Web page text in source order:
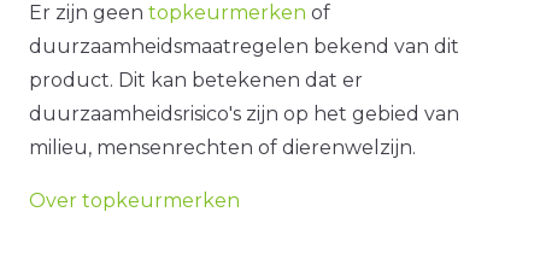
Er zijn geen topkeurmerken of
duurzaamheidsmaatregelen bekend van dit
product. Dit kan betekenen dat er
duurzaamheidsrisico's zijn op het gebied van
milieu, mensenrechten of dierenwelzijn.
Over topkeurmerken